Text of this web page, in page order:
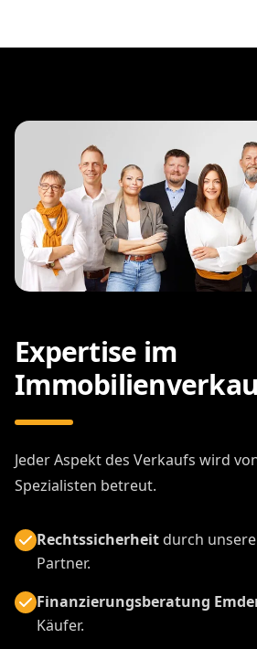
Expertise im
Jeder Aspekt des Verkaufs wird
Spezialisten betreut.
Rechtssicherheitdurch
Partner.
Finanzierungsberatung
Käufer.